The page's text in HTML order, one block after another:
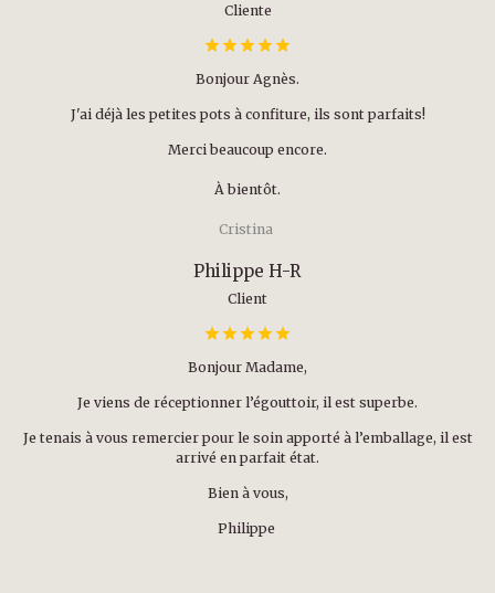
Cliente
Bonjour Agnès.
J'ai déjà les petites pots à confiture, ils sont parfaits!
Merci beaucoup encore.
À bientôt.
Cristina
Philippe H-R
Client
Bonjour Madame,
Je viens de réceptionner l’égouttoir, il est superbe.
Je tenais à vous remercier pour le soin apporté à l’emballage, il est
arrivé en parfait état.
Bien à vous,
Philippe